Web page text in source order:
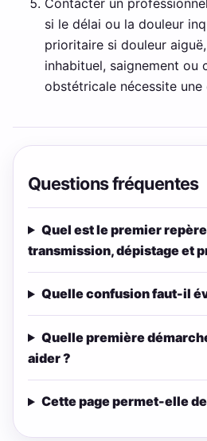
Contacter un
si le délai ou la douleur
prioritaire si douleur
inhabituel, saignement ou
obstétricale nécessite une
Questions fréquentes
Quel est le premier
transmission, dépistage et
Quelle confusion faut-il
Quelle première
aider ?
Cette page permet-elle de